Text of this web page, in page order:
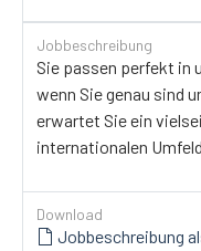
Jobbeschreibung
Sie passen perfekt in
wenn Sie genau sind
erwartet Sie ein
internationalen
Download
Jobbeschreibung